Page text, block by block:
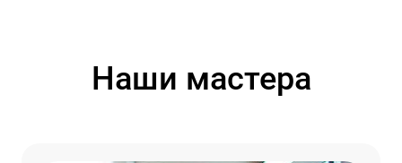
Наши мастера